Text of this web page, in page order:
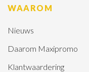
WAAROM
Nieuws
Daarom Maxipromo
Klantwaardering